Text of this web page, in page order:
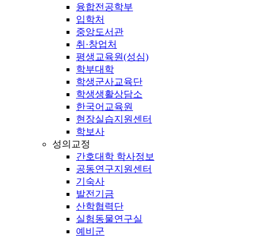
융합전공학부
입학처
중앙도서관
취·창업처
평생교육원(성심)
학부대학
학생군사교육단
학생생활상담소
한국어교육원
현장실습지원센터
학보사
성의교정
간호대학 학사정보
공동연구지원센터
기숙사
발전기금
산학협력단
실험동물연구실
예비군